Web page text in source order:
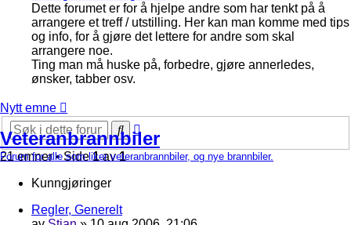
Veteranbrannbiler
Forum for alle som liker veteranbrannbiler, og nye brannbiler.
Dette forumet er for å hjelpe andre som har tenkt på å
arrangere et treff / utstilling. Her kan man komme med tips
og info, for å gjøre det lettere for andre som skal
arrangere noe.
Ting man må huske på, forbedre, gjøre annerledes,
ønsker, tabber osv.
Nytt emne
Søk
søk
21 emner • Side1av1
Kunngjøringer
Regler, Generelt